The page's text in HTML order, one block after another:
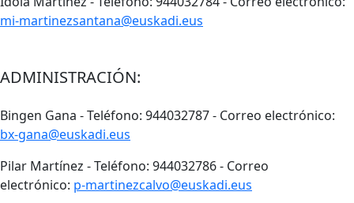
mi-martinezsantana@euskadi.eus
ADMINISTRACIÓN:
Bingen Gana - Teléfono: 944032787 - Correo electrónico:
bx-gana@euskadi.eus
Pilar Martínez - Teléfono: 944032786 - Correo
electrónico: p-martinezcalvo@euskadi.eus